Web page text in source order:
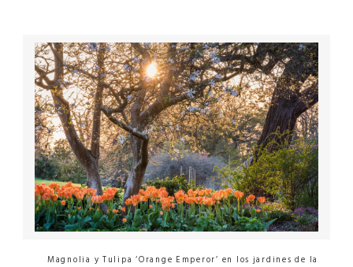
Magnolia y Tulipa ‘Orange Emperor’ en los jardines de la